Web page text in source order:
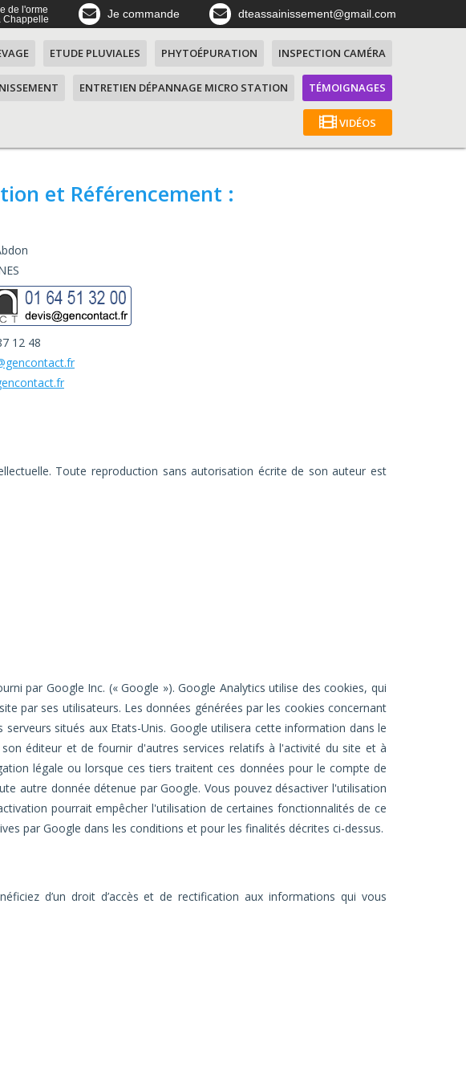
de l'orme
Chappelle
Je commande dteassainissement@gmail.com
ETUDE PLUVIALES PHYTOÉPURATION INSPECTION CAMÉRA
ENTRETIEN DÉPANNAGE MICRO STATION TÉMOIGNAGES
VIDÉOS
et Référencement :
12 48
Toute reproduction sans autorisation écrite de son auteur est
par Google Inc. (« Google »). Google Analytics utilise des cookies, qui
par ses utilisateurs. Les données générées par les cookies concernant
situés aux Etats-Unis. Google utilisera cette information dans le
éditeur et de fournir d'autres services relatifs à l'activité du site et à
légale ou lorsque ces tiers traitent ces données pour le compte de
autre donnée détenue par Google. Vous pouvez désactiver l'utilisation
pourrait empêcher l'utilisation de certaines fonctionnalités de ce
par Google dans les conditions et pour les finalités décrites ci-dessus.
d’un droit d’accès et de rectification aux informations qui vous